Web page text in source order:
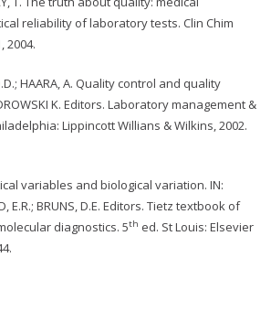
reliability of laboratory tests. Clin Chim
2004.
HAARA, A. Quality control and quality
K. Editors. Laboratory management &
Lippincott Willians & Wilkins, 2002.
variables and biological variation. IN:
E.R.; BRUNS, D.E. Editors. Tietz textbook of
diagnostics. 5th ed. St Louis: Elsevier